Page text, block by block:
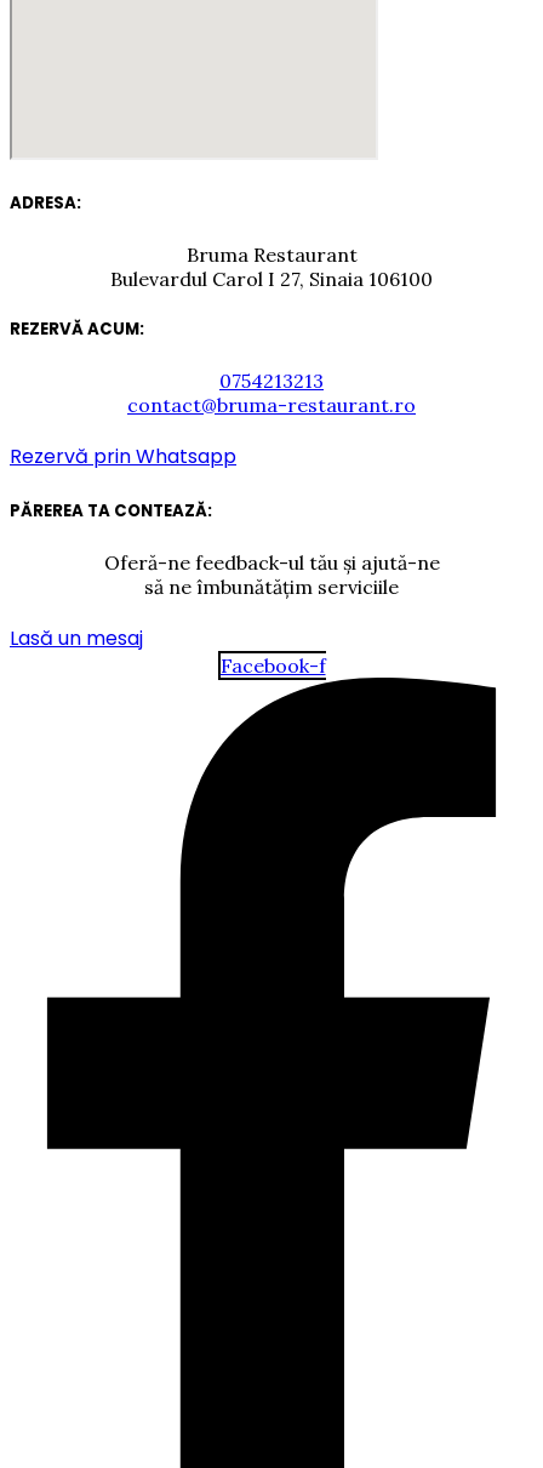
ADRESA:
Bruma Restaurant
Bulevardul Carol I 27, Sinaia 106100
REZERVĂ ACUM:
0754213213
contact@bruma-restaurant.ro
Rezervă prin Whatsapp
PĂREREA TA CONTEAZĂ:
Oferă-ne feedback-ul tău și ajută-ne
să ne îmbunătățim serviciile
Lasă un mesaj
Facebook-f